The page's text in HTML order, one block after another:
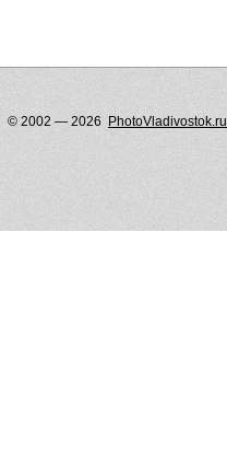
© 2002 — 2026 PhotoVladivostok.ru